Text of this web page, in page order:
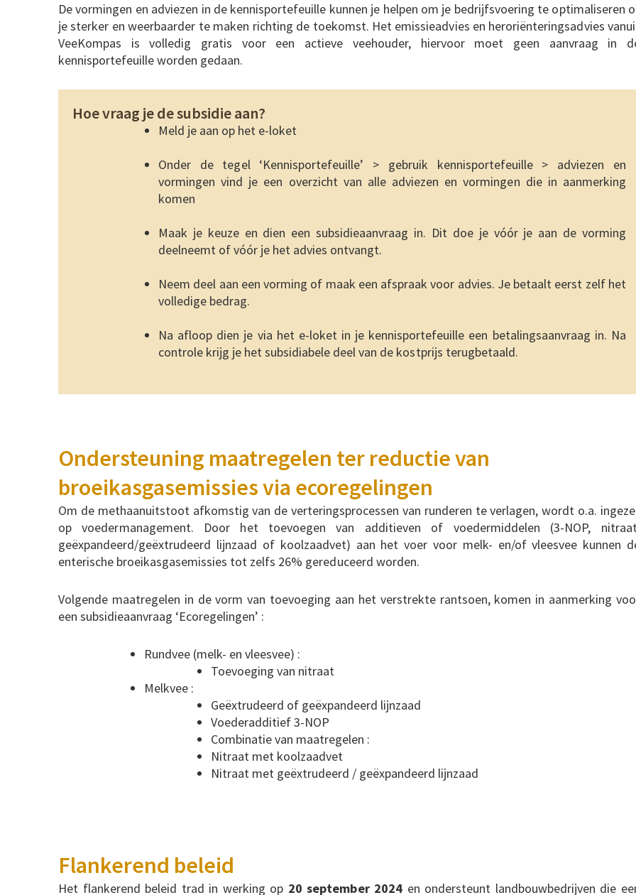
De vormingen en adviezen in de kennisportefeuille kunnen je helpen om je bedrijfsvoering te optimaliseren
je sterker en weerbaarder te maken richting de toekomst. Het emissieadvies en heroriënteringsadvies
VeeKompas is volledig gratis voor een actieve veehouder, hiervoor moet geen aanvraag in
kennisportefeuille worden gedaan.
Hoe vraag je de subsidie aan?
Meld je aan op het e-loket
Onder de tegel ‘Kennisportefeuille’ > gebruik kennisportefeuille > adviezen en
vormingen vind je een overzicht van alle adviezen en vormingen die in aanmerking
komen
Maak je keuze en dien een subsidieaanvraag in. Dit doe je vóór je aan de vorming
deelneemt of vóór je het advies ontvangt.
Neem deel aan een vorming of maak een afspraak voor advies. Je betaalt eerst zelf het
volledige bedrag.
Na afloop dien je via het e-loket in je kennisportefeuille een betalingsaanvraag in. Na
controle krijg je het subsidiabele deel van de kostprijs terugbetaald.
Ondersteuning maatregelen ter reductie van
broeikasgasemissies via ecoregelingen
Om de methaanuitstoot afkomstig van de verteringsprocessen van runderen te verlagen, wordt o.a.
op voedermanagement. Door het toevoegen van additieven of voedermiddelen (3-NOP,
geëxpandeerd/geëxtrudeerd lijnzaad of koolzaadvet) aan het voer voor melk- en/of vleesvee kunnen
enterische broeikasgasemissies tot zelfs 26% gereduceerd worden.
Volgende maatregelen in de vorm van toevoeging aan het verstrekte rantsoen, komen in aanmerking
een subsidieaanvraag ‘Ecoregelingen’ :
Rundvee (melk- en vleesvee) :
Toevoeging van nitraat
Melkvee :
Geëxtrudeerd of geëxpandeerd lijnzaad
Voederadditief 3-NOP
Combinatie van maatregelen :
Nitraat met koolzaadvet
Nitraat met geëxtrudeerd / geëxpandeerd lijnzaad
Flankerend beleid
Het flankerend beleid trad in werking op 20 september 2024 en ondersteunt landbouwbedrijven die